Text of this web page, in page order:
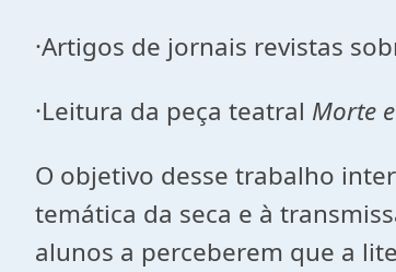
·Artigos de jornais revistas
·Leitura da peça teatral Morte
O objetivo desse trabalho
temática da seca e à
alunos a perceberem que a